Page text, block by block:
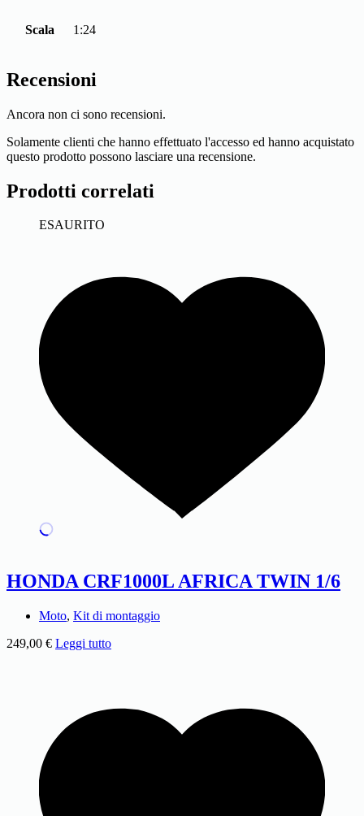
Scala 1:24
Recensioni
Ancora non ci sono recensioni.
Solamente clienti che hanno effettuato l'accesso ed hanno acquistato
questo prodotto possono lasciare una recensione.
Prodotti correlati
ESAURITO
HONDA CRF1000L AFRICA TWIN 1/6
Moto, Kit di montaggio
249,00 € Leggi tutto